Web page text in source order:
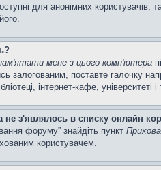
для анонімних
мене з цього комп'ютера
залогованим, поставте галочку
інтернет-кафе,
з'являлось в списку онлайн
форуму” знайдіть пункт
користувачем.